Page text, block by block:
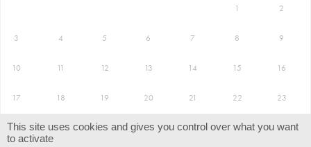
1 2
3 4 5 6 7 8 9
10 11 12 13 14 15 16
17 18 19 20 21 22 23
24 25 26 27 28 29 30
This site uses cookies and gives you control over what you want
to activate